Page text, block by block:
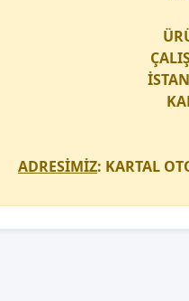
ADRESİMİZ: KARTAL